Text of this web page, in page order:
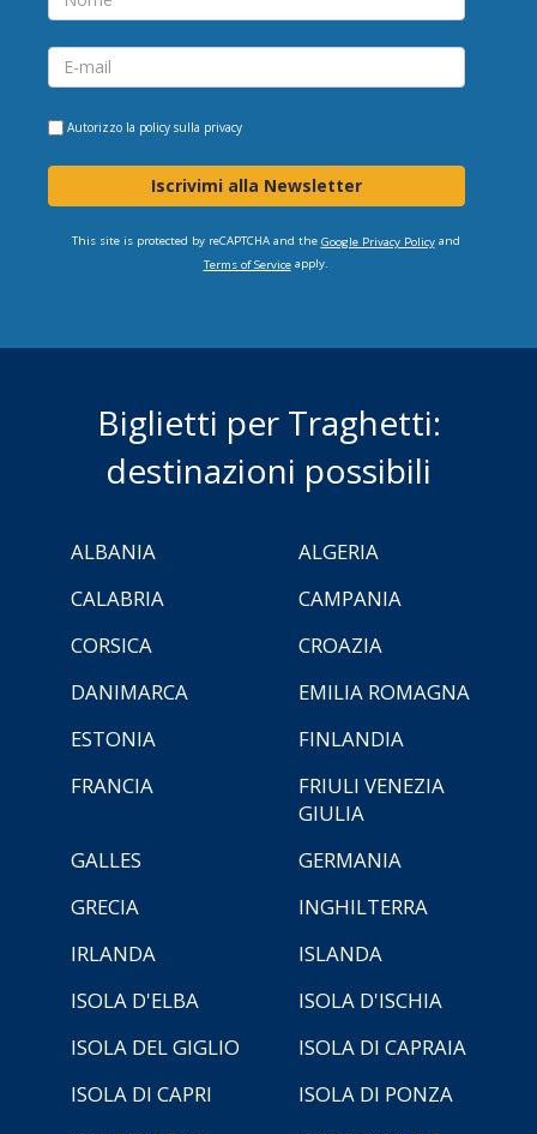
Autorizzo la policy sulla privacy
Iscrivimi alla Newsletter
This site is protected by reCAPTCHA and the Google Privacy Policyand
Terms of Serviceapply.
Biglietti per Traghetti:
destinazioni possibili
ALBANIA
ALGERIA
CALABRIA
CAMPANIA
CORSICA
CROAZIA
DANIMARCA
EMILIA ROMAGNA
ESTONIA
FINLANDIA
FRANCIA
FRIULI VENEZIA
GIULIA
GALLES
GERMANIA
GRECIA
INGHILTERRA
IRLANDA
ISLANDA
ISOLA D'ELBA
ISOLA D'ISCHIA
ISOLA DEL GIGLIO
ISOLA DI CAPRAIA
ISOLA DI CAPRI
ISOLA DI PONZA